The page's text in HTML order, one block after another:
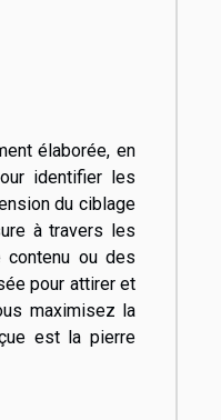
élaborée, en
identifier les
du ciblage
à travers les
ou des
pour attirer et
maximisez la
est la pierre